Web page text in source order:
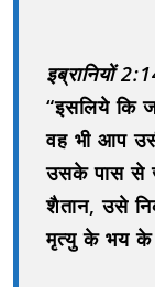
इब्रानियों
“इसलिये कि
वह भी आप
उसके पास से
शैतान, उसे
मृत्यु के भय के